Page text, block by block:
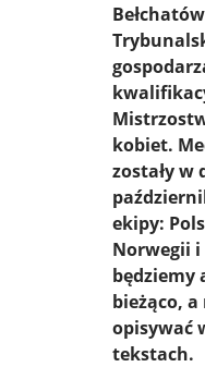
kobiet.
zostały w
ekipy:
Norwegii
będziemy
bieżąco, a
opisywać
tekstach.